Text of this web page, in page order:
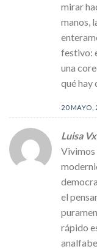
mirar
manos,
festivo:
una
qué hay
20 MAYO,
Luisa
Vivimos
el
rápido